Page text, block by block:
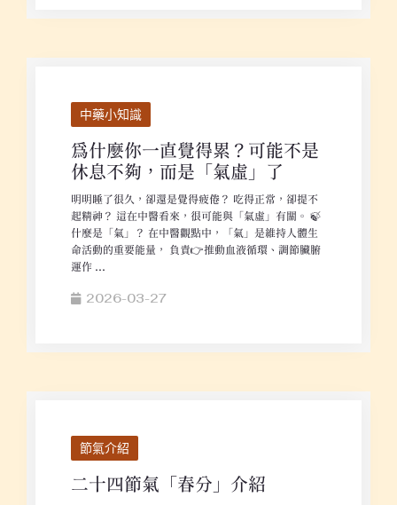
中藥小知識
為什麼你一直覺得累？可能不是
休息不夠，而是「氣虛」了
明明睡了很久，卻還是覺得疲倦？ 吃得正常，卻提不
起精神？ 這在中醫看來，很可能與「氣虛」有關。 🍃
什麼是「氣」？ 在中醫觀點中，「氣」是維持人體生
命活動的重要能量， 負責👉推動血液循環、調節臟腑
運作 ...
2026-03-27
節氣介紹
二十四節氣「春分」介紹